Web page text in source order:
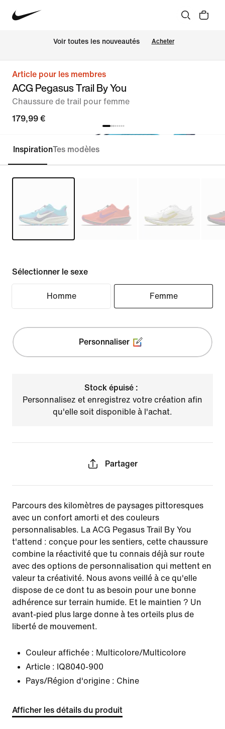
Voir toutes les nouveautés Acheter
Article pour les membres
ACG Pegasus Trail By You
Chaussure de trail pour femme
179,99 €
Personnaliser
InspirationTes modèles
Sélectionner le sexe
Homme Femme
Personnaliser
Stock épuisé :
Personnalisez et enregistrez votre création afin
qu'elle soit disponible à l'achat.
Partager
Parcours des kilomètres de paysages pittoresques
avec un confort amorti et des couleurs
personnalisables. La ACG Pegasus Trail By You
t'attend : conçue pour les sentiers, cette chaussure
combine la réactivité que tu connais déjà sur route
avec des options de personnalisation qui mettent en
valeur ta créativité. Nous avons veillé à ce qu'elle
dispose de ce dont tu as besoin pour une bonne
adhérence sur terrain humide. Et le maintien ? Un
avant-pied plus large donne à tes orteils plus de
liberté de mouvement.
Couleur affichée : Multicolore/Multicolore
Article : IQ8040-900
Pays/Région d'origine : Chine
Afficher les détails du produit